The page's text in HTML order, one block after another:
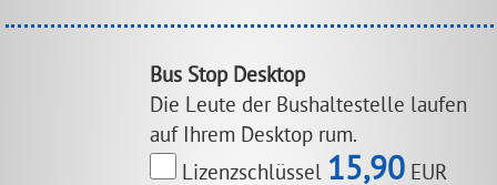
Bus Stop Desktop
Die Leute der Bushaltestelle laufen
auf Ihrem Desktop rum.
Lizenzschlüssel 15,90 EUR